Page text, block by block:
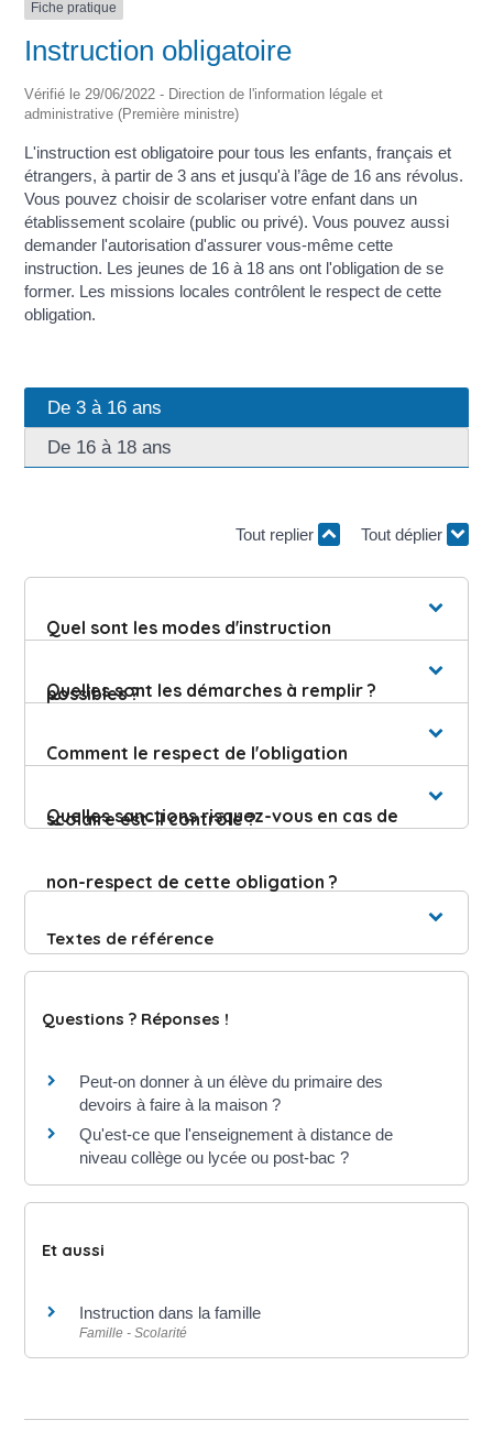
Fiche pratique
Instruction obligatoire
Vérifié le 29/06/2022 - Direction de l'information légale et
administrative (Première ministre)
L'instruction est obligatoire pour tous les enfants, français et
étrangers, à partir de 3 ans et jusqu'à l’âge de 16 ans révolus.
Vous pouvez choisir de scolariser votre enfant dans un
établissement scolaire (public ou privé). Vous pouvez aussi
demander l'autorisation d'assurer vous-même cette
instruction. Les jeunes de 16 à 18 ans ont l'obligation de se
former. Les missions locales contrôlent le respect de cette
obligation.
De 3 à 16 ans
De 16 à 18 ans
Tout replier Tout déplier
Quel sont les modes d'instruction
possibles ?
Quelles sont les démarches à remplir ?
Comment le respect de l'obligation
scolaire est-il contrôlé ?
Quelles sanctions risquez-vous en cas de
non-respect de cette obligation ?
Textes de référence
Questions ? Réponses !
Peut-on donner à un élève du primaire des
devoirs à faire à la maison ?
Qu'est-ce que l'enseignement à distance de
niveau collège ou lycée ou post-bac ?
Et aussi
Instruction dans la famille
Famille - Scolarité